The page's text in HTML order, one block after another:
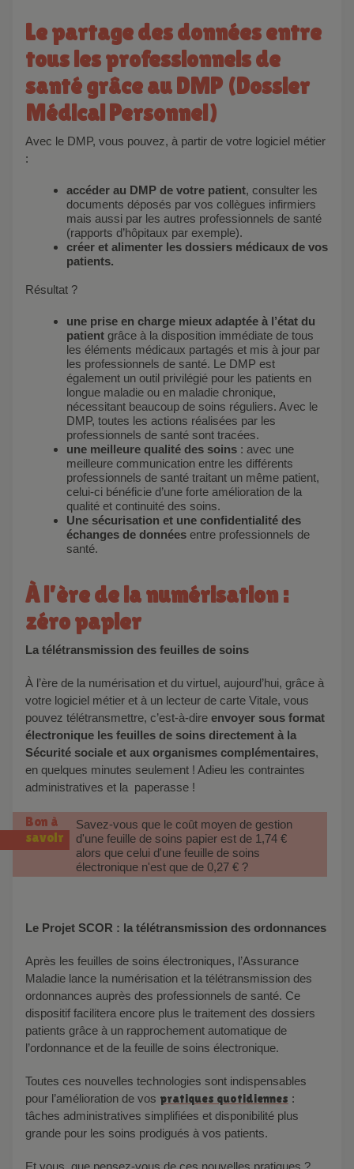
Le partage des données entre
tous les professionnels de
santé grâce au DMP (Dossier
Médical Personnel)
Avec le DMP, vous pouvez, à partir de votre logiciel métier
:
accéder au DMP de votre patient, consulter les
documents déposés par vos collègues infirmiers
mais aussi par les autres professionnels de santé
(rapports d’hôpitaux par exemple).
créer et alimenter les dossiers médicaux de vos
patients.
Résultat ?
une prise en charge mieux adaptée à l’état du
patient grâce à la disposition immédiate de tous
les éléments médicaux partagés et mis à jour par
les professionnels de santé. Le DMP est
également un outil privilégié pour les patients en
longue maladie ou en maladie chronique,
nécessitant beaucoup de soins réguliers. Avec le
DMP, toutes les actions réalisées par les
professionnels de santé sont tracées.
une meilleure qualité des soins : avec une
meilleure communication entre les différents
professionnels de santé traitant un même patient,
celui-ci bénéficie d’une forte amélioration de la
qualité et continuité des soins.
Une sécurisation et une confidentialité des
échanges de données entre professionnels de
santé.
À l’ère de la numérisation :
zéro papier
La télétransmission des feuilles de soins
À l’ère de la numérisation et du virtuel, aujourd’hui, grâce à
votre logiciel métier et à un lecteur de carte Vitale, vous
pouvez télétransmettre, c’est-à-dire envoyer sous format
électronique les feuilles de soins directement à la
Sécurité sociale et aux organismes complémentaires,
en quelques minutes seulement ! Adieu les contraintes
administratives et la paperasse !
Bon à
savoir
Savez-vous que le coût moyen de gestion
d'une feuille de soins papier est de 1,74 €
alors que celui d'une feuille de soins
électronique n'est que de 0,27 € ?
Le Projet SCOR : la télétransmission des ordonnances
Après les feuilles de soins électroniques, l’Assurance
Maladie lance la numérisation et la télétransmission des
ordonnances auprès des professionnels de santé. Ce
dispositif facilitera encore plus le traitement des dossiers
patients grâce à un rapprochement automatique de
l’ordonnance et de la feuille de soins électronique.
Toutes ces nouvelles technologies sont indispensables
pour l’amélioration de vos pratiques quotidiennes :
tâches administratives simplifiées et disponibilité plus
grande pour les soins prodigués à vos patients.